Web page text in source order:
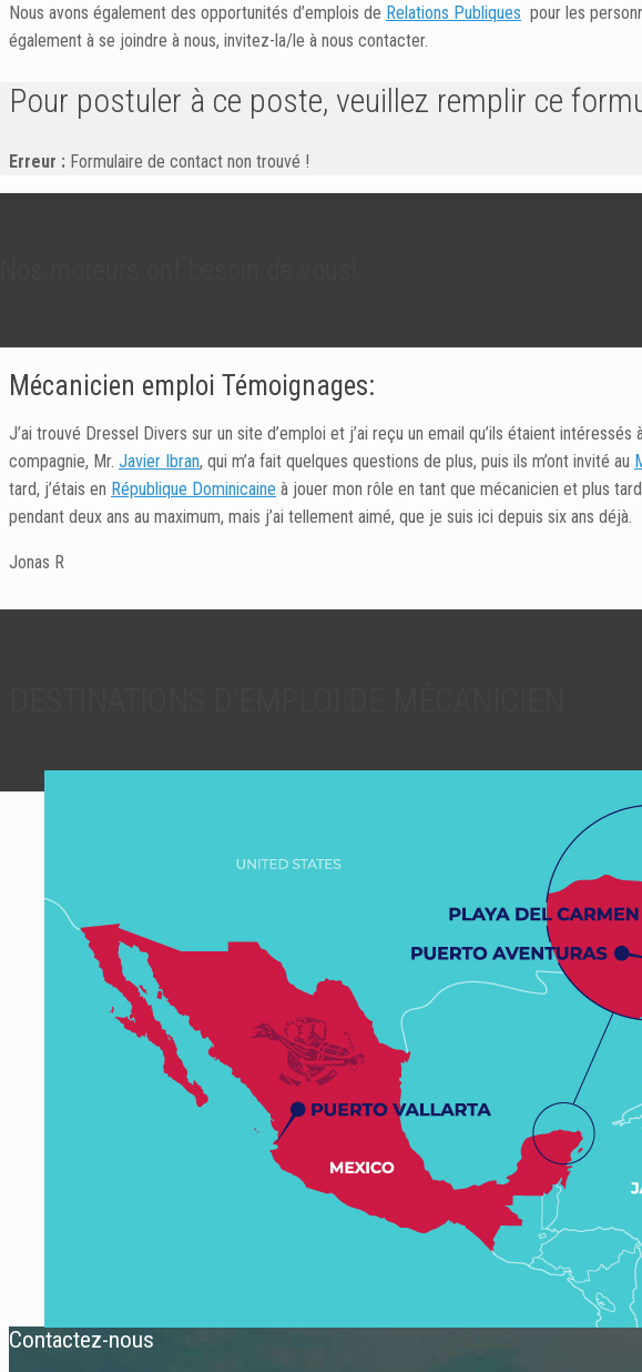
Nous avons également des opportunités d’emplois de Relations Publiques pour les
également à se joindre à nous, invitez-la/le à nous contacter.
Pour postuler à ce poste, veuillez remplir ce
Erreur : Formulaire de contact non trouvé !
Mécanicien emploi Témoignages:
J’ai trouvé Dressel Divers sur un site d’emploi et j’ai reçu un email qu’ils étaient
compagnie, Mr. Javier Ibran, qui m’a fait quelques questions de plus, puis ils m’ont invité au
tard, j’étais en République Dominicaine à jouer mon rôle en tant que mécanicien et plus
pendant deux ans au maximum, mais j’ai tellement aimé, que je suis ici depuis six ans déjà.
Jonas R
Contactez-nous